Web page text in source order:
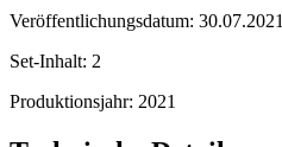
Veröffentlichungsdatum: 30.07.2021
Set-Inhalt: 2
Produktionsjahr: 2021